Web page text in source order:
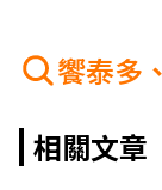
饗泰多
相關文章